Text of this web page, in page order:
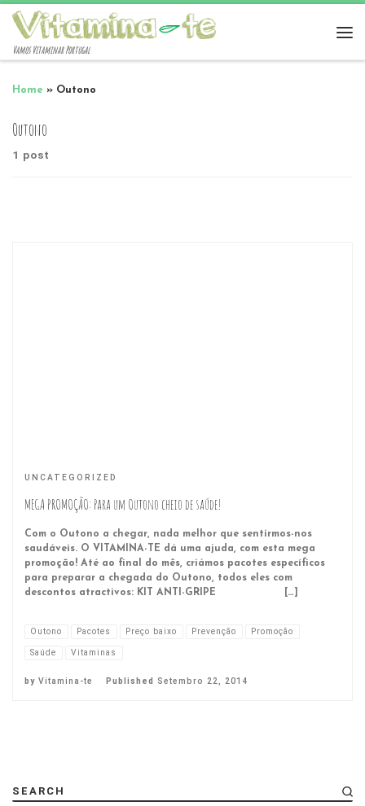
Vamos Vitaminar Portugal
Home » Outono
Outono
1 post
UNCATEGORIZED
MEGA PROMOÇÃO: Para um Outono cheio de saúde!
Com o Outono a chegar, nada melhor que sentirmos-nos
saudáveis. O VITAMINA-TE dá uma ajuda, com esta mega
promoção! Até ao final do mês, criámos pacotes específicos
para preparar a chegada do Outono, todos eles com
descontos atractivos: KIT ANTI-GRIPE […]
Outono Pacotes Preço baixo Prevenção
Promoção
Saúde
Vitaminas
by Vitamina-te Published Setembro 22, 2014
SEARCH